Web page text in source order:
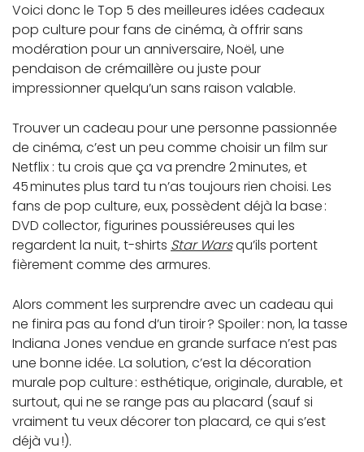
Voici donc le Top 5 des meilleures idées cadeaux
pop culture pour fans de cinéma, à offrir sans
modération pour un anniversaire, Noël, une
pendaison de crémaillère ou juste pour
impressionner quelqu’un sans raison valable.
Trouver un cadeau pour une personne passionnée
de cinéma, c’est un peu comme choisir un film sur
Netflix : tu crois que ça va prendre 2 minutes, et
45 minutes plus tard tu n’as toujours rien choisi. Les
fans de pop culture, eux, possèdent déjà la base :
DVD collector, figurines poussiéreuses qui les
regardent la nuit, t-shirts Star Warsqu’ils portent
fièrement comme des armures.
Alors comment les surprendre avec un cadeau qui
ne finira pas au fond d’un tiroir ? Spoiler : non, la tasse
Indiana Jones vendue en grande surface n’est pas
une bonne idée. La solution, c’est la décoration
murale pop culture : esthétique, originale, durable, et
surtout, qui ne se range pas au placard (sauf si
vraiment tu veux décorer ton placard, ce qui s’est
déjà vu !).